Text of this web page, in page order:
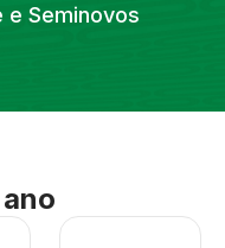
e Seminovos